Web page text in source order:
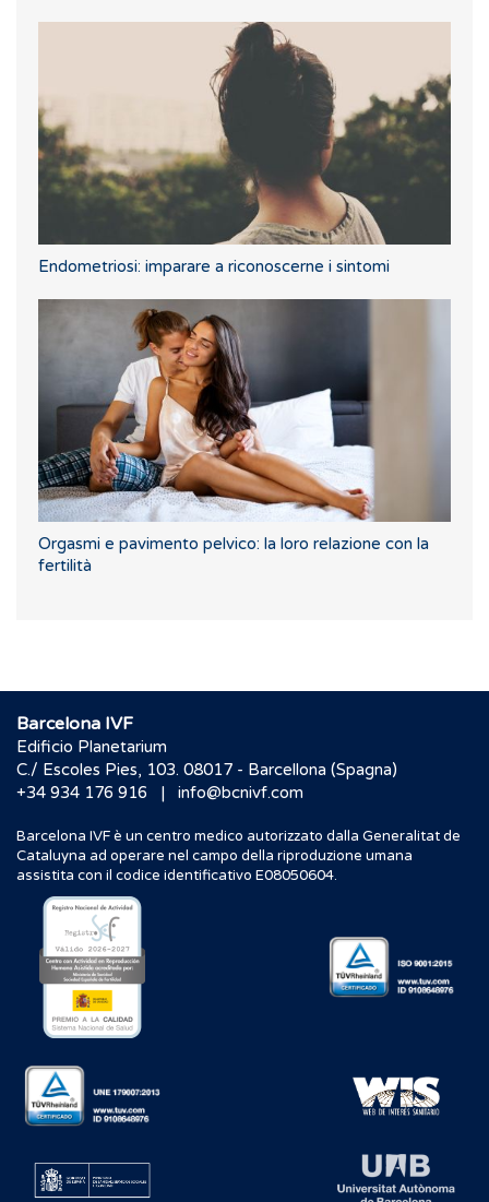
Endometriosi: imparare a riconoscerne i sintomi
Orgasmi e pavimento pelvico: la loro relazione con la
fertilità
Barcelona IVF
Edificio Planetarium
C./ Escoles Pies, 103. 08017 - Barcellona (Spagna)
+34 934 176 916
| info@bcnivf.com
Barcelona IVF è un centro medico autorizzato dalla Generalitat de
Cataluyna ad operare nel campo della riproduzione umana
assistita con il codice identificativo E08050604.